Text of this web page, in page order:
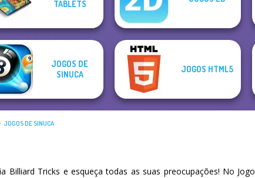
Farm
And Fight
Hiding
TABLETS
JOGOS DE
SINUCA
JOGOS HTML5
JOGOS DE SINUCA
Billiard Tricks e esqueça todas as suas preocupações! No